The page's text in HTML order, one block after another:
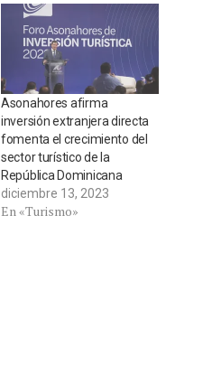
Asonahores afirma
inversión extranjera directa
fomenta el crecimiento del
sector turístico de la
República Dominicana
diciembre 13, 2023
En «Turismo»